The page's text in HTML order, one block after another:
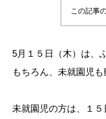
この記事
5月１５日（木）は、
もちろん、未就園児
未就園児の方は、１５